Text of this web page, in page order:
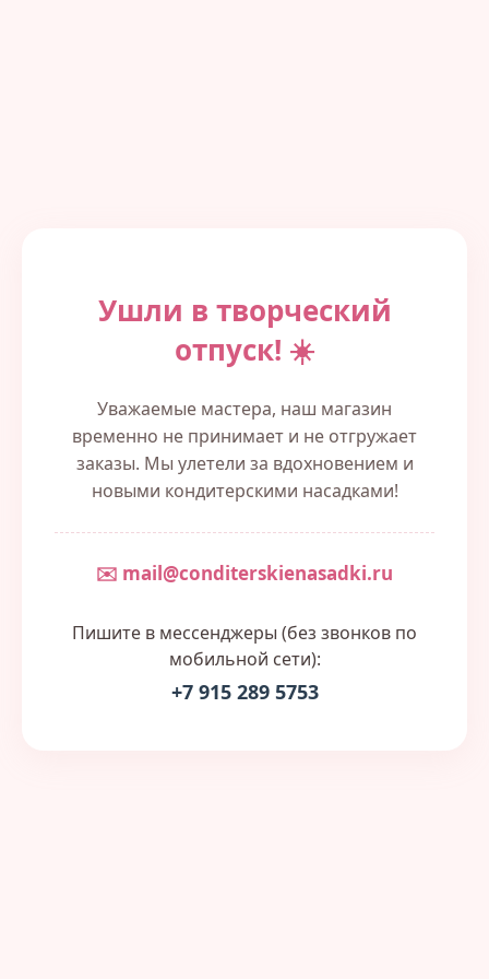
Ушли в творческий
отпуск! ☀️
Уважаемые мастера, наш магазин
временно не принимает и не отгружает
заказы. Мы улетели за вдохновением и
новыми кондитерскими насадками!
✉️ mail@conditerskienasadki.ru
Пишите в мессенджеры (без звонков по
мобильной сети):
+7 915 289 5753